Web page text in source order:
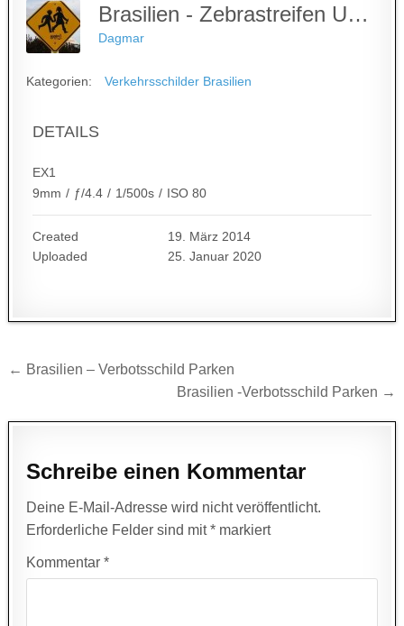
Brasilien - Zebrastreifen Und Ampel Mit Kirche
Dagmar
Kategorien: Verkehrsschilder Brasilien
DETAILS
EX1
9mm / ƒ/4.4 / 1/500s / ISO 80
Created
19. März 2014
Uploaded
25. Januar 2020
Beitragsnavigation
← Brasilien – Verbotsschild Parken
Brasilien -Verbotsschild Parken →
Schreibe einen Kommentar
Deine E-Mail-Adresse wird nicht veröffentlicht.
Erforderliche Felder sind mit* markiert
Kommentar*